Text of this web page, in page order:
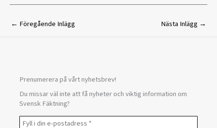
← Föregående Inlägg Nästa Inlägg →
Prenumerera på vårt nyhetsbrev!
Du missar väl inte att få nyheter och viktig information om
Svensk Fäktning?